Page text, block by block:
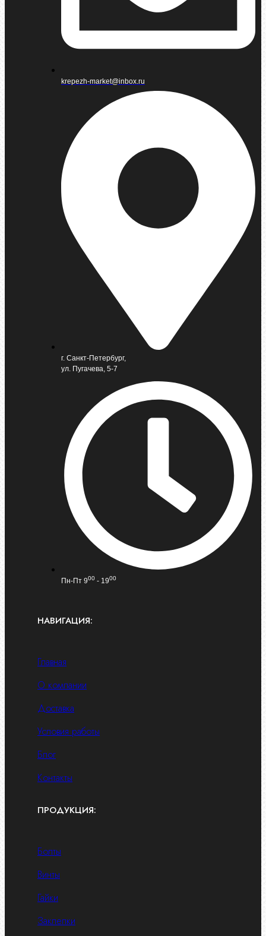
krepezh-market@inbox.ru
г. Санкт-Петербург,
ул. Пугачева, 5-7
Пн-Пт 900 - 1900
НАВИГАЦИЯ:
Главная
О компании
Доставка
Условия работы
Блог
Контакты
ПРОДУКЦИЯ:
Болты
Винты
Гайки
Заклепки